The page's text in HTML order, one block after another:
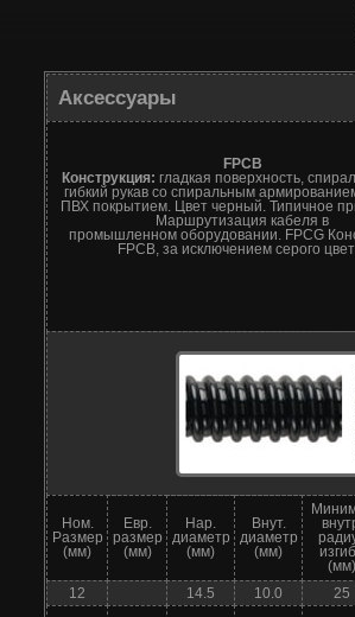
Аксессуары
FPCB
Конструкция: гладкая поверхность,
гибкий рукав со спиральным
ПВХ покрытием. Цвет черный. Типичное
Маршрутизация кабеля в
промышленном оборудовании. FPCG
FPCB, за исключением серого
Ном.
Размер
(мм)
Евр.
размер
(мм)
Нар.
диаметр
(мм)
Внут.
диаметр
(мм)
(мм)
12
14.5 10.0 25